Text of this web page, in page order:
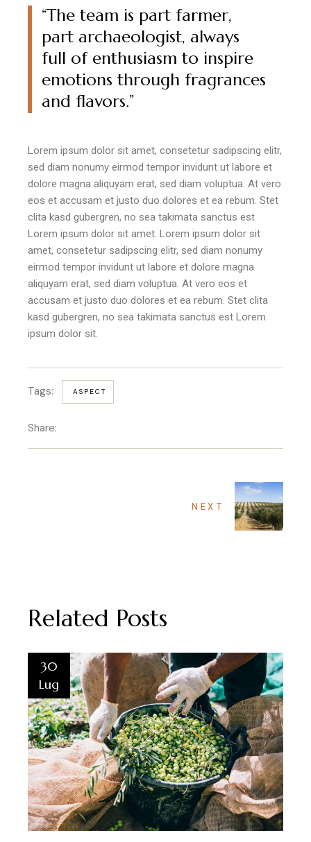
“The team is part farmer,
part archaeologist, always
full of enthusiasm to inspire
emotions through fragrances
and flavors.”
Lorem ipsum dolor sit amet, consetetur sadipscing elitr,
sed diam nonumy eirmod tempor invidunt ut labore et
dolore magna aliquyam erat, sed diam voluptua. At vero
eos et accusam et justo duo dolores et ea rebum. Stet
clita kasd gubergren, no sea takimata sanctus est
Lorem ipsum dolor sit amet. Lorem ipsum dolor sit
amet, consetetur sadipscing elitr, sed diam nonumy
eirmod tempor invidunt ut labore et dolore magna
aliquyam erat, sed diam voluptua. At vero eos et
accusam et justo duo dolores et ea rebum. Stet clita
kasd gubergren, no sea takimata sanctus est Lorem
ipsum dolor sit.
Tags: ASPECT
Share:
NEXT
Related Posts
30
Lug